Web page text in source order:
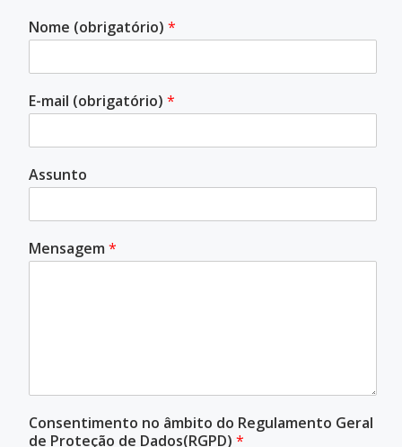
Nome (obrigatório) *
E-mail (obrigatório) *
Assunto
Mensagem *
Consentimento no âmbito do Regulamento Geral
de Proteção de Dados(RGPD) *